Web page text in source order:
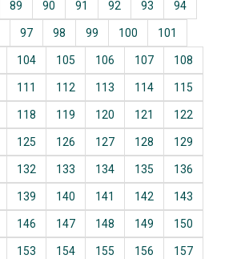
89 90 91 92 93 94
97 98 99 100 101
104 105 106 107 108
111 112 113 114 115
118 119 120 121 122
125 126 127 128 129
132 133 134 135 136
139 140 141 142 143
146 147 148 149 150
153 154 155 156 157